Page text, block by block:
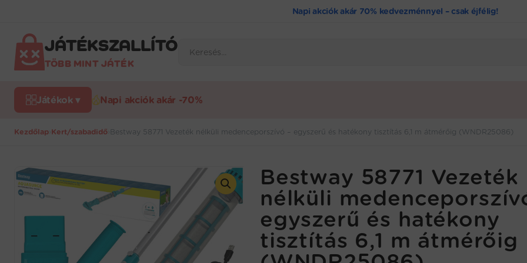
Napi akciók akár 70% kedvezménnyel – csak éjfélig!
JÁTÉKSZALLÍTÓ
TÖBB MINT JÁTÉK
search
Játékok ▾ Napi akciók akár -70%
Kezdőlap Kert/szabadidő Bestway 58771 Vezeték nélküli medenceporszívó – egyszerű és hatékony tisztítás 6,1 m átmérőig (WNDR25086)
Bestway 58771 Vezeték
nélküli
egyszerű és hatékony
tisztítás 6,1 m átmérőig